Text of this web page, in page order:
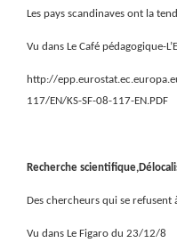
Les pays scandinaves ont la
Vu dans Le Café pédagogique-
http://
117/EN/KS-SF-08-117-EN.PDF
Recherche
Des chercheurs qui se
Vu dans Le Figaro du 23/12/8